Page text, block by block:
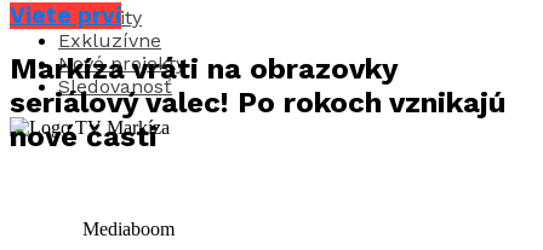
Aktuality
Exkluzívne
Nové projekty
Sledovanosť
Viete prví
Markíza vráti na obrazovky
seriálový valec! Po rokoch vznikajú
nové časti
Mediaboom